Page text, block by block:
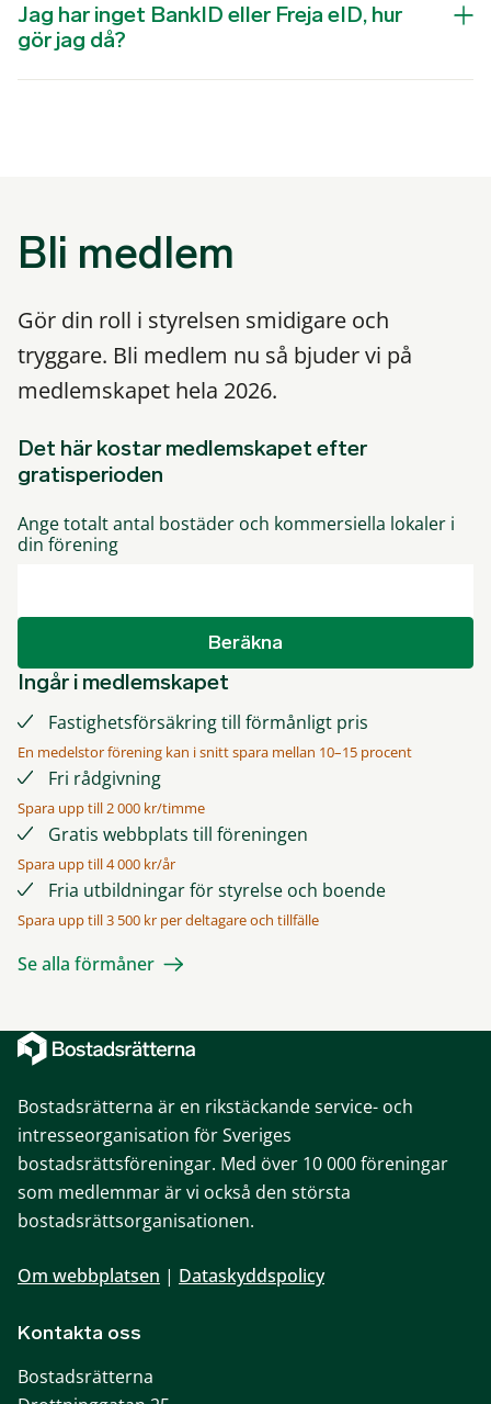
Jag har inget BankID eller Freja eID, hur
gör jag då?
Bli medlem
Gör din roll i styrelsen smidigare och
tryggare. Bli medlem nu så bjuder vi på
medlemskapet hela 2026.
Det här kostar medlemskapet efter
gratisperioden
Ange totalt antal bostäder och kommersiella lokaler i
din förening
Beräkna
Ingår i medlemskapet
Fastighetsförsäkring till förmånligt pris
En medelstor förening kan i snitt spara mellan 10–15 procent
Fri rådgivning
Spara upp till 2 000 kr/timme
Gratis webbplats till föreningen
Spara upp till 4 000 kr/år
Fria utbildningar för styrelse och boende
Spara upp till 3 500 kr per deltagare och tillfälle
Se alla förmåner
Bostadsrätterna är en rikstäckande service- och
intresseorganisation för Sveriges
bostadsrättsföreningar. Med över 10 000 föreningar
som medlemmar är vi också den största
bostadsrättsorganisationen.
Om webbplatsen | Dataskyddspolicy
Kontakta oss
Bostadsrätterna